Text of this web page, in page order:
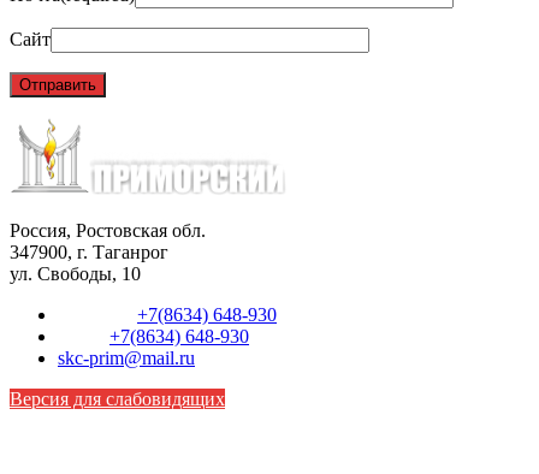
Сайт
Россия, Ростовская обл.
347900, г. Таганрог
ул. Свободы, 10
+7(8634) 648-930
+7(8634) 648-930
skc-prim@mail.ru
Версия для слабовидящих